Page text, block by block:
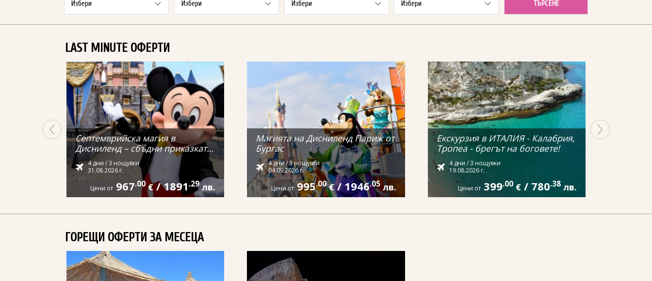
ТЪРСЕНЕ
LAST MINUTE ОФЕРТИ
Септемврийска магия в
Дисниленд – сбъдни приказката
си от Варна4 дни / 3 нощувки
31.08.2026 г.
Цени от 967.00 € / 1891.29 лв.
Магията на Дисниленд Париж от
Бургас
4 дни / 3 нощувки
04.09.2026 г.
Цени от 995.00 € / 1946.05 лв.
Екскурзия в ИТАЛИЯ - Калабрия,
Тропеа - брегът на боговете!
4 дни / 3 нощувки
19.08.2026 г.
Цени от 399.00 € / 780.38 лв.
ГОРЕЩИ ОФЕРТИ ЗА МЕСЕЦА